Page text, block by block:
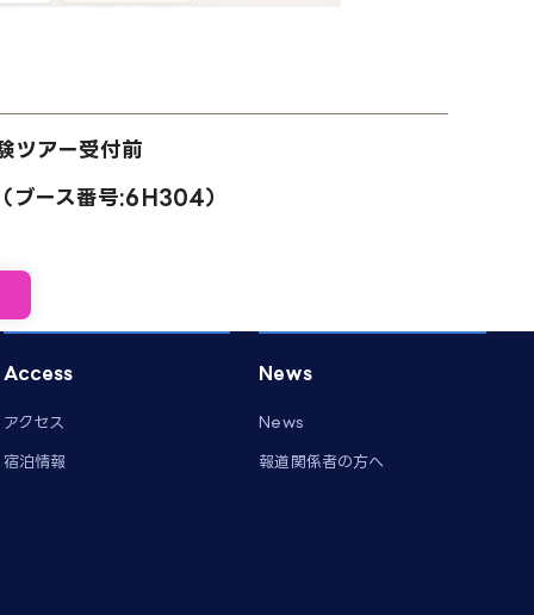
ツアー受付前
ブース番号:6H304）
Access
アクセス
宿泊情報
News
News
報道関係者の方へ